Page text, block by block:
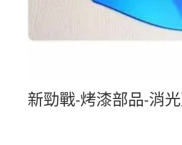
新勁戰-烤漆部品-消